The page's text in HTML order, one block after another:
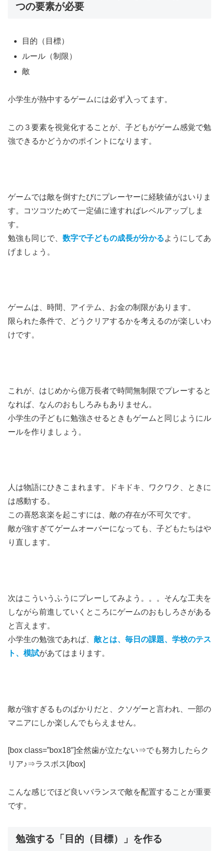
つの要素が必要
目的（目標）
ルール（制限）
敵
小学生が熱中するゲームには必ず入ってます。
この ３要素を視覚化する ことが、子どもがゲーム感覚で勉
強できるかどうかのポイントになります。
ゲームでは敵を倒すたびにプレーヤーに経験値がはいりま
す。コツコツためて一定値に達すればレベルアップしま
す。
勉強も同じで、 数字で子どもの成長が分かるようにしてあ
げましょう。
ゲームは、時間、アイテム、お金の制限があります。
限られた条件で、どうクリアするかを考えるのが楽しいわ
けです。
これが、はじめから億万長者で時間無制限でプレーすると
なれば、なんのおもしろみもありません。
小学生の子どもに勉強させるときもゲームと同じようにル
ールを作りましょう。
人は物語にひきこまれます。ドキドキ、ワクワク、ときに
は感動する。
この喜怒哀楽を起こすには、敵の存在が不可欠です。
敵が強すぎてゲームオーバーになっても、子どもたちはや
り直します。
次はこういうふうにプレーしてみよう。。。そんな工夫を
しながら前進していくところにゲームのおもしろさがある
と言えます。
小学生の勉強であれば、 敵とは、毎日の課題、学校のテス
ト、模試があてはまります。
敵が強すぎるものばかりだと、クソゲーと言われ、一部の
マニアにしか楽しんでもらえません。
[box class=”box18″]全然歯が立たない⇒でも努力したらク
リア♪⇒ラスボス[/box]
こんな感じでほど良いバランスで敵を配置することが重要
です。
勉強する「目的（目標）」を作る